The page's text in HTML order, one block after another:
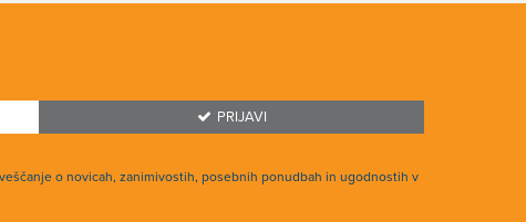
PRIJAVI
o novicah, zanimivostih, posebnih ponudbah in ugodnostih v